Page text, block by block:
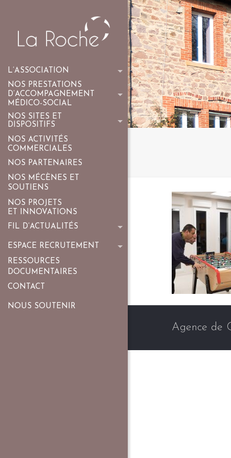
L’ASSOCIATION
NOS PRESTATIONS
D’ACCOMPAGNEMENT
MÉDICO-SOCIAL
NOS SITES ET
DISPOSITIFS
NOS ACTIVITÉS
COMMERCIALES
NOS PARTENAIRES
NOS MÉCÈNES ET
SOUTIENS
NOS PROJETS
ET INNOVATIONS
FIL D’ACTUALITÉS
ESPACE RECRUTEMENT
RESSOURCES
DOCUMENTAIRES
CONTACT
NOUS SOUTENIR
Agence de